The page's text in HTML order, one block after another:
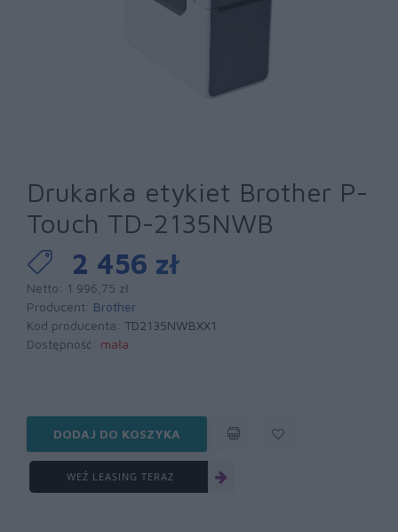
Drukarka etykiet Brother P-
Touch TD-2135NWB
2 456 zł
Netto: 1 996,75 zł
Producent: Brother
Kod producenta: TD2135NWBXX1
Dostępność: mała
DODAJ DO KOSZYKA
WEŹ LEASING TERAZ